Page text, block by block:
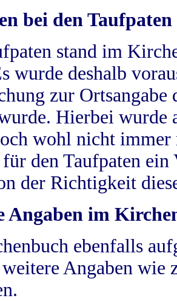
bei den Taufpaten
stand im
wurde deshalb
zur
Hierbei wurde
wohl nicht
den Taufpaten
der Richtigkeit
Angaben im
ebenfalls
Angaben wie